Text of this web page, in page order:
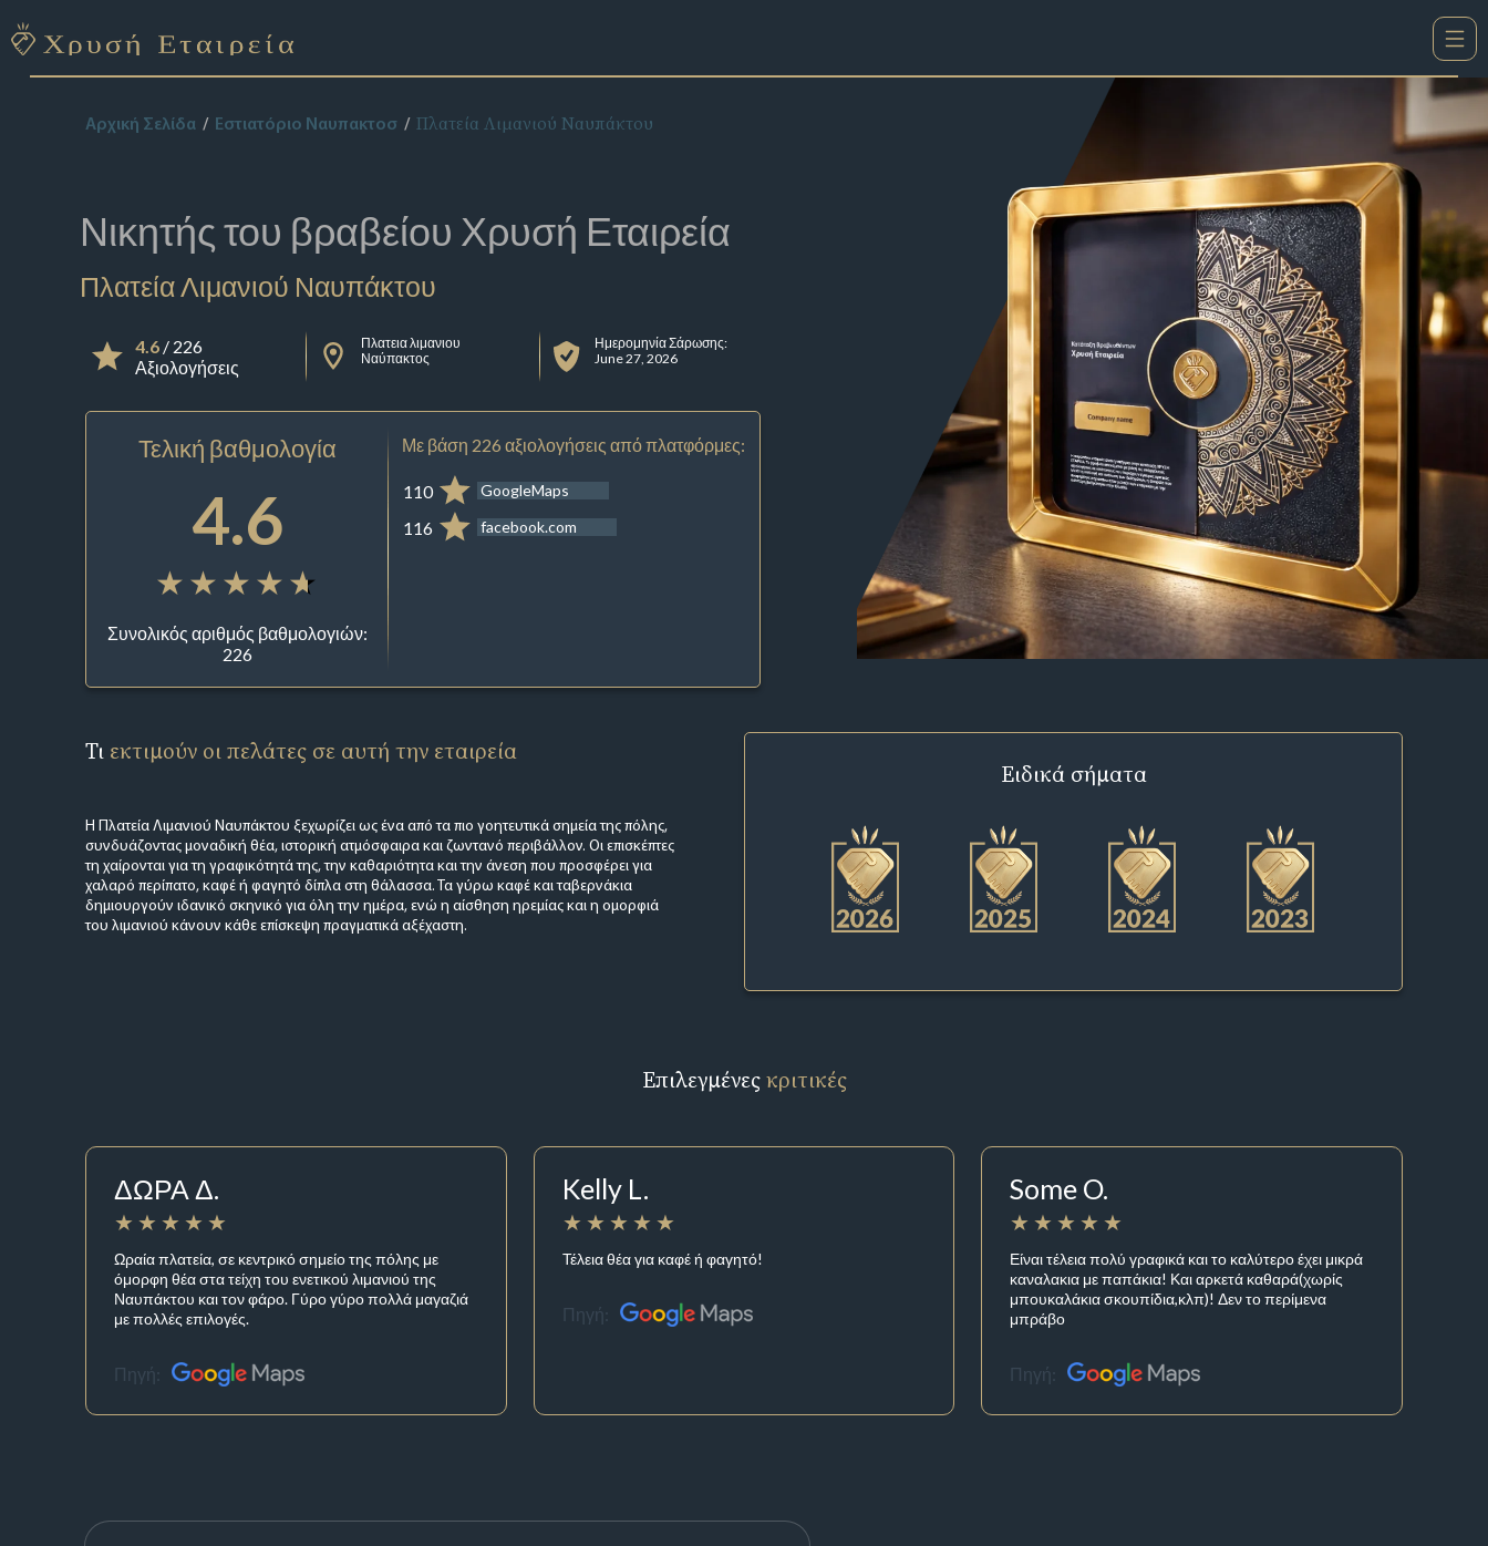
Αρχική Σελίδα Εστιατόριο Ναυπακτοσ Πλατεία Λιμανιού Ναυπάκτου
Νικητής του βραβείου Χρυσή Εταιρεία
Πλατεία Λιμανιού Ναυπάκτου
4.6/ 226
Αξιολογήσεις
Πλατεια λιμανιου
Ναύπακτος
Ημερομηνία Σάρωσης:
June 27, 2026
Τελική βαθμολογία
4.6
Συνολικός αριθμός βαθμολογιών:
226
Με βάση 226 αξιολογήσεις από πλατφόρμες:
110 GoogleMaps
116 facebook.com
Τι εκτιμούν οι πελάτες σε αυτή την εταιρεία
Η Πλατεία Λιμανιού Ναυπάκτου ξεχωρίζει ως ένα από τα πιο γοητευτικά σημεία της πόλης,
συνδυάζοντας μοναδική θέα, ιστορική ατμόσφαιρα και ζωντανό περιβάλλον. Οι επισκέπτες
τη χαίρονται για τη γραφικότητά της, την καθαριότητα και την άνεση που προσφέρει για
χαλαρό περίπατο, καφέ ή φαγητό δίπλα στη θάλασσα. Τα γύρω καφέ και ταβερνάκια
δημιουργούν ιδανικό σκηνικό για όλη την ημέρα, ενώ η αίσθηση ηρεμίας και η ομορφιά
του λιμανιού κάνουν κάθε επίσκεψη πραγματικά αξέχαστη.
Ειδικά σήματα
Επιλεγμένεςκριτικές
ΔΩΡΑ Δ.
Ωραία πλατεία, σε κεντρικό σημείο της πόλης με
όμορφη θέα στα τείχη του ενετικού λιμανιού της
Ναυπάκτου και τον φάρο. Γύρο γύρο πολλά μαγαζιά
με πολλές επιλογές.
Πηγή:
Kelly L.
Τέλεια θέα για καφέ ή φαγητό!
Πηγή:
Some O.
Είναι τέλεια πολύ γραφικά και το καλύτερο έχει μικρά
καναλακια με παπάκια! Και αρκετά καθαρά(χωρίς
μπουκαλάκια σκουπίδια,κλπ)! Δεν το περίμενα
μπράβο
Πηγή: